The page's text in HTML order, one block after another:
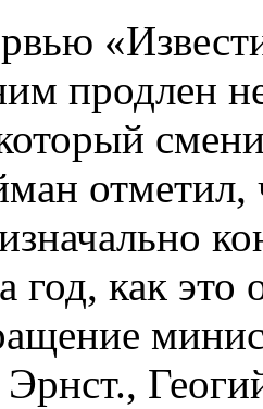
продлен
отметил,
год, как это